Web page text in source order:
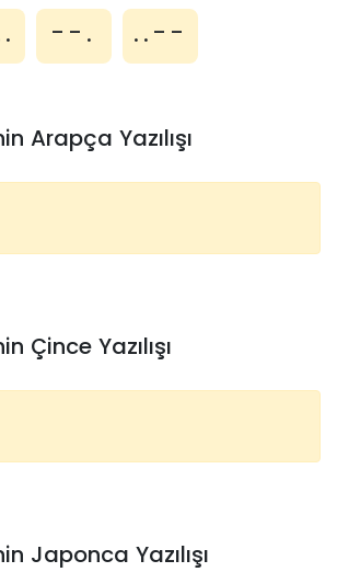
--. ..--
Arapça Yazılışı
Çince Yazılışı
Japonca Yazılışı